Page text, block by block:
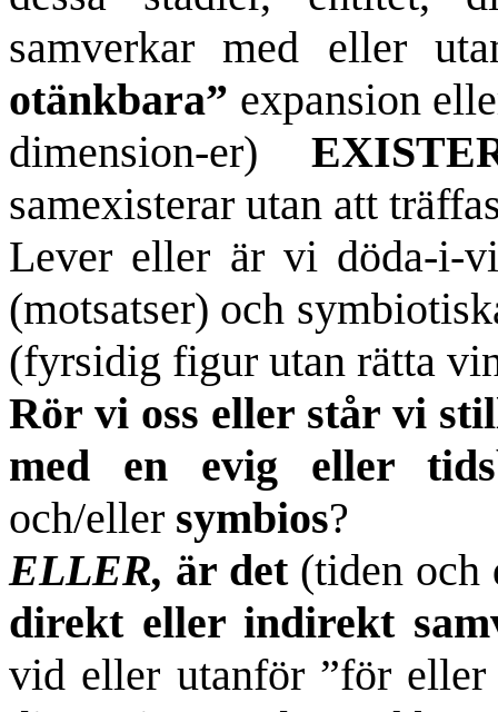
samverkar med eller
otänkbara” expansion
dimension-er)
samexisterar utan att
Lever eller är vi döda-i-
(motsatser) och
(fyrsidig figur utan rätta
Rör vi oss eller står vi
med en evig eller
och/eller symbios?
ELLER, är det (tiden och
direkt eller indirekt
vid eller utanför ”för eller